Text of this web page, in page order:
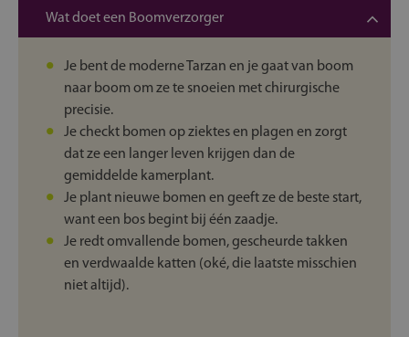
Wat doet een Boomverzorger
Je bent de moderne Tarzan en je gaat van boom
naar boom om ze te snoeien met chirurgische
precisie.
Je checkt bomen op ziektes en plagen en zorgt
dat ze een langer leven krijgen dan de
gemiddelde kamerplant.
Je plant nieuwe bomen en geeft ze de beste start,
want een bos begint bij één zaadje.
Je redt omvallende bomen, gescheurde takken
en verdwaalde katten (oké, die laatste misschien
niet altijd).